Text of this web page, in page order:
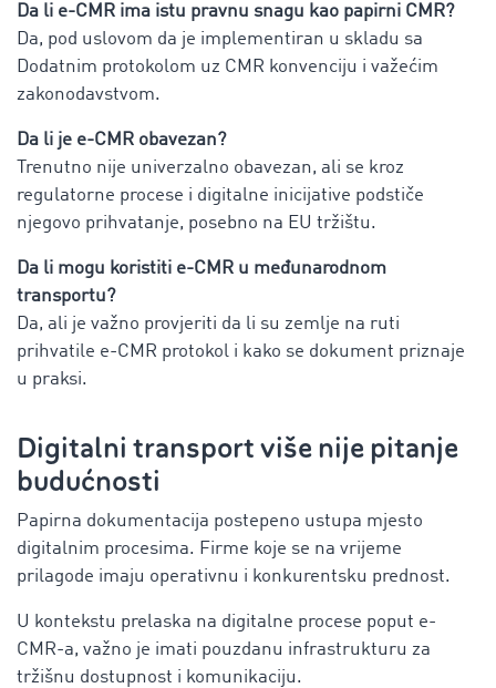
Da li e-CMR ima istu pravnu snagu kao papirni CMR?
Da, pod uslovom da je implementiran u skladu sa
Dodatnim protokolom uz CMR konvenciju i važećim
zakonodavstvom.
Da li je e-CMR obavezan?
Trenutno nije univerzalno obavezan, ali se kroz
regulatorne procese i digitalne inicijative podstiče
njegovo prihvatanje, posebno na EU tržištu.
Da li mogu koristiti e-CMR u međunarodnom
transportu?
Da, ali je važno provjeriti da li su zemlje na ruti
prihvatile e-CMR protokol i kako se dokument priznaje
u praksi.
Digitalni transport više nije pitanje
budućnosti
Papirna dokumentacija postepeno ustupa mjesto
digitalnim procesima. Firme koje se na vrijeme
prilagode imaju operativnu i konkurentsku prednost.
U kontekstu prelaska na digitalne procese poput e-
CMR-a, važno je imati pouzdanu infrastrukturu za
tržišnu dostupnost i komunikaciju.